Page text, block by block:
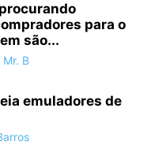
para o
são...
Mr. B
emuladores de